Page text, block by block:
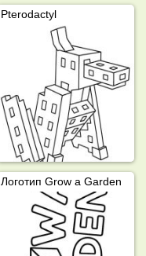
Pterodactyl
Логотип Grow a Garden